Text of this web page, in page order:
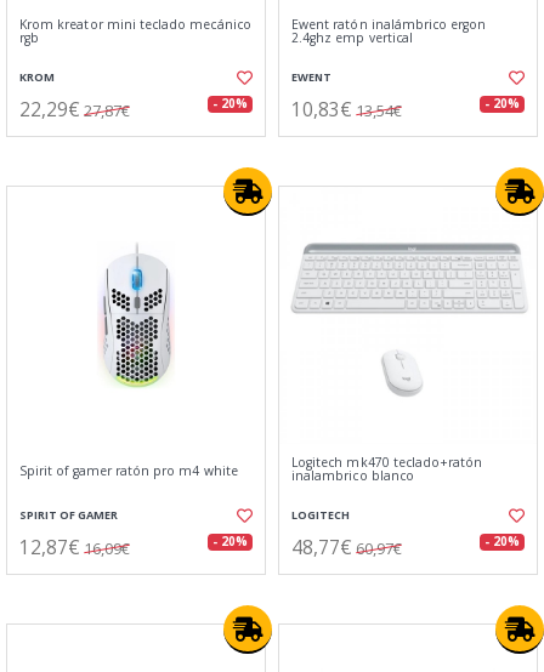
Krom kreator mini teclado mecánico
rgb
KROM
22,29€ 27,87€ - 20%
Ewent ratón inalámbrico ergon
2.4ghz emp vertical
EWENT
10,83€ 13,54€ - 20%
Spirit of gamer ratón pro m4 white
SPIRIT OF GAMER
12,87€ 16,09€ - 20%
Logitech mk470 teclado+ratón
inalambrico blanco
LOGITECH
48,77€ 60,97€ - 20%